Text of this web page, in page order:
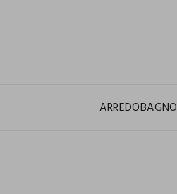
ARREDOBAGNO